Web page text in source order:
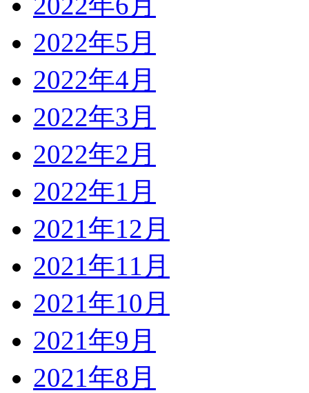
2022年5月
2022年4月
2022年3月
2022年2月
2022年1月
2021年12月
2021年11月
2021年10月
2021年9月
2021年8月